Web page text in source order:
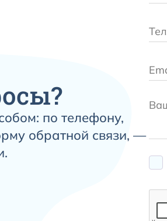
по телефону,
обратной связи, —